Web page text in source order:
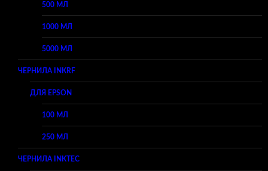
500 МЛ
1000 МЛ
5000 МЛ
ЧЕРНИЛА INKRF
ДЛЯ EPSON
100 МЛ
250 МЛ
ЧЕРНИЛА INKTEC